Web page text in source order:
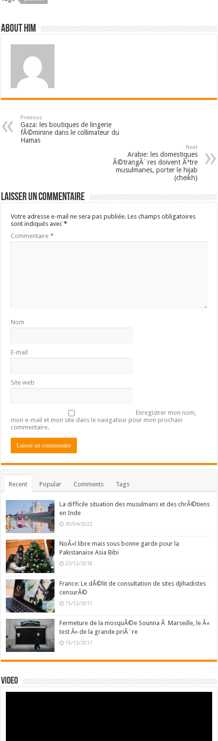
About him
Previous
Gaza: les boutiques de lingerie
fÃ©minine dans le collimateur du
Hamas
Next
Arabie: les domestiques
Ã©trangÃ¨res doivent Ãªtre
musulmanes, porter le hijab
(cheikh)
Laisser un commentaire
Votre adresse e-mail ne sera pas publiée. Les champs obligatoires
sont indiqués avec*
Commentaire*
Nom
E-mail
Site web
Enregistrer mon nom,
mon e-mail et mon site dans le navigateur pour mon prochain
commentaire.
Recent Popular Comments Tags
La difficile situation des musulmans et des chrÃ©tiens
en Inde
30/04/2022
NoÃ«l libre mais sous bonne garde pour la
Pakistanaise Asia Bibi
23/12/2018
France: Le dÃ©lit de consultation de sites djihadistes
censurÃ©
15/12/2017
Fermeture de la mosquÃ©e Sounna Ã Marseille, le Â«
test Â» de la grande priÃ¨re
15/12/2017
Video